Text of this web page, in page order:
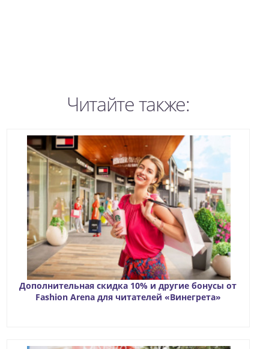
Читайте также:
Дополнительная скидка 10% и другие бонусы от
Fashion Arena для читателей «Винегрета»